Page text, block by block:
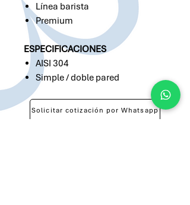
Línea barista
Premium
ESPECIFICACIONES
AISI 304
Simple / doble pared
Solicitar cotización por Whatsapp